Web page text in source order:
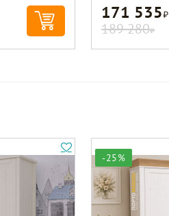
171 535Р
189 280Р
-25%